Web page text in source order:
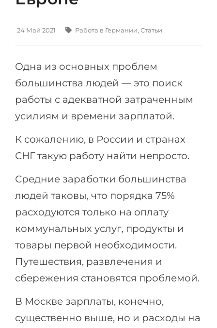
Языковая виза
ШТУДИЕНКОЛЛЕГ
Подготовка к вузу
Подготовка к штудиенколлег
ГЕОГРАФИЯ
Земли
Специальности
КАРЬЕРНОЕ ОРИЕНТИРОВАНИЕ
Штудиенколлег
Школы 11 классов
2-3 курса
Бакалавриата
Магистратуры
ПОСТУПАЕМ НА...
Медицина
Менеджмент
Другая специальность
24 Май 2021 Работа в Германии, Статьи
Одна из основных проблем
большинства людей — это поиск
работы с адекватной затраченным
усилиям и времени зарплатой.
К сожалению, в России и странах
СНГ такую работу найти непросто.
Средние заработки большинства
людей таковы, что порядка 75%
расходуются только на оплату
коммунальных услуг, продукты и
товары первой необходимости.
Путешествия, развлечения и
сбережения становятся проблемой.
В Москве зарплаты, конечно,
существенно выше, но и расходы на